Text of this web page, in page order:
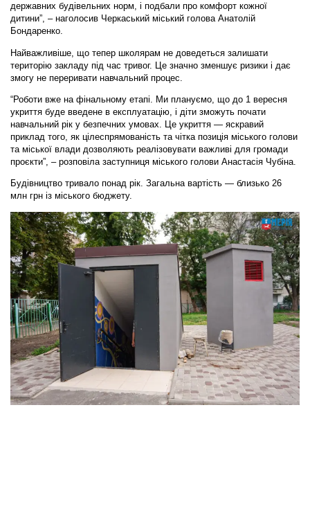
державних будівельних норм, і подбали про комфорт кожної
дитини”, – наголосив Черкаський міський голова Анатолій
Бондаренко.
Найважливіше, що тепер школярам не доведеться залишати
територію закладу під час тривог. Це значно зменшує ризики і дає
змогу не переривати навчальний процес.
“Роботи вже на фінальному етапі. Ми плануємо, що до 1 вересня
укриття буде введене в експлуатацію, і діти зможуть почати
навчальний рік у безпечних умовах. Це укриття — яскравий
приклад того, як цілеспрямованість та чітка позиція міського голови
та міської влади дозволяють реалізовувати важливі для громади
проєкти”, – розповіла заступниця міського голови Анастасія Чубіна.
Будівництво тривало понад рік. Загальна вартість — близько 26
млн грн із міського бюджету.